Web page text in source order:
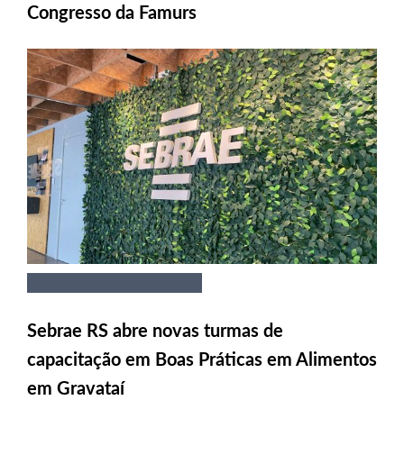
Congresso da Famurs
Sebrae RS abre novas turmas de
capacitação em Boas Práticas em Alimentos
em Gravataí